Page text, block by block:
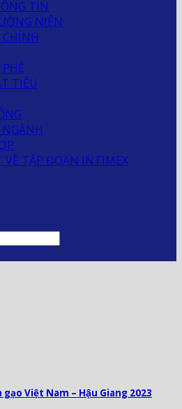
TIN
NIÊN
CHÍNH
TIÊU
VỀ TẬP ĐOÀN INTIMEX
Việt Nam – Hậu Giang 2023